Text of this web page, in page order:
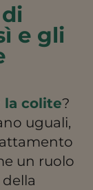
e gli
la colite?
uguali,
un ruolo